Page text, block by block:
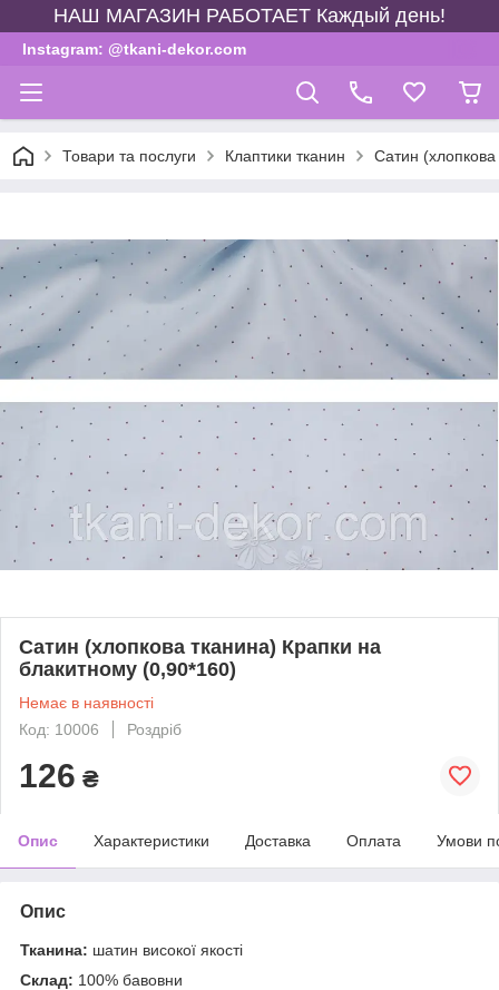
НАШ МАГАЗИН РАБОТАЕТ Каждый день!
Instagram: @tkani-dekor.com
Товари та послуги Клаптики тканин Сатин
Сатин (хлопкова тканина) Крапки на
блакитному (0,90*160)
Немає в наявності
Код: 10006
Роздріб
126 ₴
Опис Характеристики Доставка Оплата Умови
Опис
Тканина: шатин високої якості
Склад: 100% бавовни